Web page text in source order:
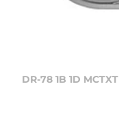
DR-78 1B 1D MCTXT